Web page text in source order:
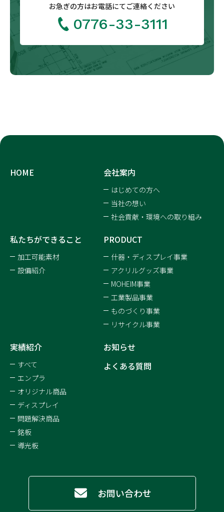
お急ぎの方はお電話にてご連絡ください
0776-33-3111
HOME 会社案内
はじめての方へ
当社の想い
社会貢献・環境への取り組み
私たちができること
加工可能素材
設備紹介
PRODUCT
什器・ディスプレイ事業
アクリルグッズ事業
MOHEIM事業
工業製品事業
ものづくり事業
リサイクル事業
実績紹介
すべて
エンプラ
オリジナル商品
ディスプレイ
問題解決商品
銘板
導光板
お知らせ
よくある質問
お問い合わせ